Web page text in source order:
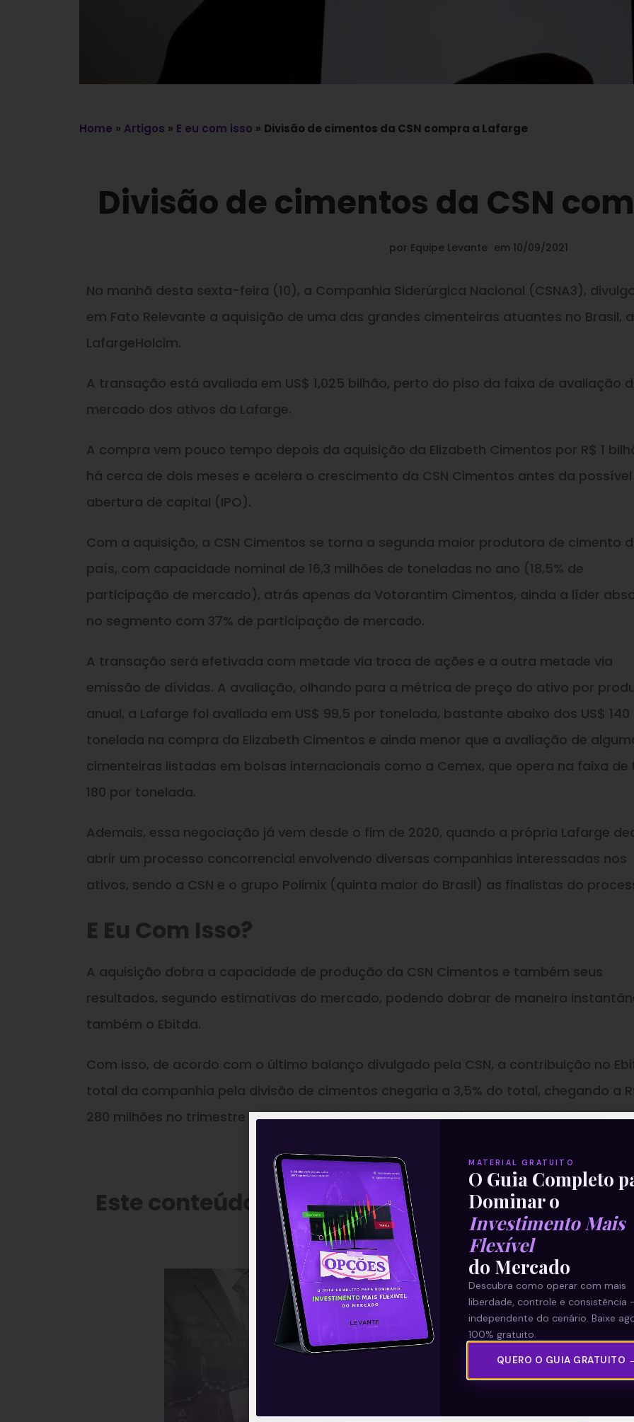
Home » Artigos » E eu com isso » Divisão de cimentos da CSN compra a Lafarge
Divisão de cimentos da CSN
por Equipe Levante em 10/09/2021
Na manhã desta sexta-feira (10), a Companhia Siderúrgica Nacional (CSNA3),
em Fato Relevante a aquisição de uma das grandes cimenteiras atuantes no Brasil, a
LafargeHolcim.
A transação está avaliada em US$ 1,025 bilhão, perto do piso da faixa de avaliação
mercado dos ativos da Lafarge.
A compra vem pouco tempo depois da aquisição da Elizabeth Cimentos por R$ 1
há cerca de dois meses e acelera o crescimento da CSN Cimentos antes da possível
abertura de capital (IPO).
Com a aquisição, a CSN Cimentos se torna a segunda maior produtora de cimento
país, com capacidade nominal de 16,3 milhões de toneladas no ano (18,5% de
participação de mercado), atrás apenas da Votorantim Cimentos, ainda a líder
no segmento com 37% de participação de mercado.
A transação será efetivada com metade via troca de ações e a outra metade via
emissão de dívidas. A avaliação, olhando para a métrica de preço do ativo por
anual, a Lafarge foi avaliada em US$ 99,5 por tonelada, bastante abaixo dos US$ 140
tonelada na compra da Elizabeth Cimentos e ainda menor que a avaliação de
cimenteiras listadas em bolsas internacionais como a Cemex, que opera na faixa de
180 por tonelada.
Ademais, essa negociação já vem desde o fim de 2020, quando a própria Lafarge
abrir um processo concorrencial envolvendo diversas companhias interessadas nos
ativos, sendo a CSN e o grupo Polimix (quinta maior do Brasil) as finalistas do
E Eu Com Isso?
A aquisição dobra a capacidade de produção da CSN Cimentos e também seus
resultados, segundo estimativas do mercado, podendo dobrar de maneira
também o Ebitda.
Com isso, de acordo com o último balanço divulgado pela CSN, a contribuição no
total da companhia pela divisão de cimentos chegaria a 3,5% do total, chegando a
280 milhões no trimestre no setor, que tiveram presença tímida no leilão de hoje.
—
Este conteúdo faz parte da nossa Newsletter
Com Isso’
MATERIAL GRATUITO
O Guia Completo
Dominar o
Investimento Mais
Flexível
do Mercado
Descubra como operar com mais
liberdade, controle e consistência
independente do cenário. Baixe
100% gratuito.
QUERO O GUIA GRATUITO